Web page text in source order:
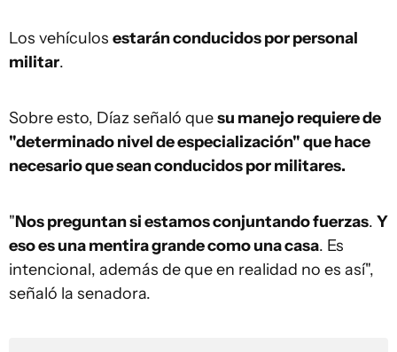
Los vehículos estarán conducidos por personal
militar.
Sobre esto, Díaz señaló quesu manejo requiere de
"determinado nivel de especialización" que hace
necesario que sean conducidos por militares.
"Nos preguntan si estamos conjuntando fuerzas. Y
eso es una mentira grande como una casa. Es
intencional, además de que en realidad no es así",
señaló la senadora.